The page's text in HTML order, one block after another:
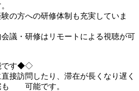
の方への研修体制も充実していま
議・研修はリモートによる視聴が可
です◆◇
接訪問したり、滞在が長くなり遅く
も 可能です。